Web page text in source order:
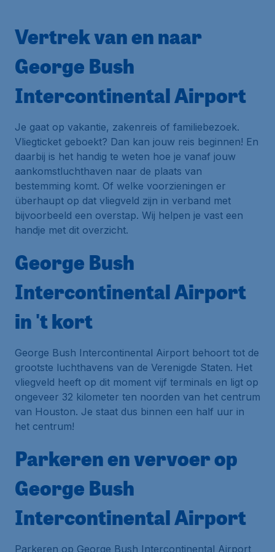
Vertrek van en naar
George Bush
Intercontinental Airport
Je gaat op vakantie, zakenreis of familiebezoek.
Vliegticket geboekt? Dan kan jouw reis beginnen! En
daarbij is het handig te weten hoe je vanaf jouw
aankomstluchthaven naar de plaats van
bestemming komt. Of welke voorzieningen er
überhaupt op dat vliegveld zijn in verband met
bijvoorbeeld een overstap. Wij helpen je vast een
handje met dit overzicht.
George Bush
Intercontinental Airport
in 't kort
George Bush Intercontinental Airport behoort tot de
grootste luchthavens van de Verenigde Staten. Het
vliegveld heeft op dit moment vijf terminals en ligt op
ongeveer 32 kilometer ten noorden van het centrum
van Houston. Je staat dus binnen een half uur in
het centrum!
Parkeren en vervoer op
George Bush
Intercontinental Airport
Parkeren op George Bush Intercontinental Airport